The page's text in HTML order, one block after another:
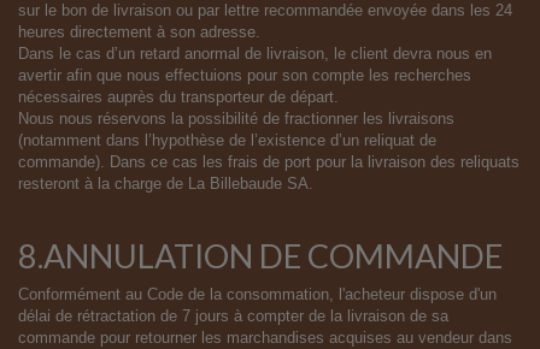
sur le bon de livraison ou par lettre recommandée envoyée dans les 24
heures directement à son adresse.
Dans le cas d’un retard anormal de livraison, le client devra nous en
avertir afin que nous effectuions pour son compte les recherches
nécessaires auprès du transporteur de départ.
Nous nous réservons la possibilité de fractionner les livraisons
(notamment dans l’hypothèse de l’existence d’un reliquat de
commande). Dans ce cas les frais de port pour la livraison des reliquats
resteront à la charge de La Billebaude SA.
8.ANNULATION DE COMMANDE
Conformément au Code de la consommation, l'acheteur dispose d'un
délai de rétractation de 7 jours à compter de la livraison de sa
commande pour retourner les marchandises acquises au vendeur dans